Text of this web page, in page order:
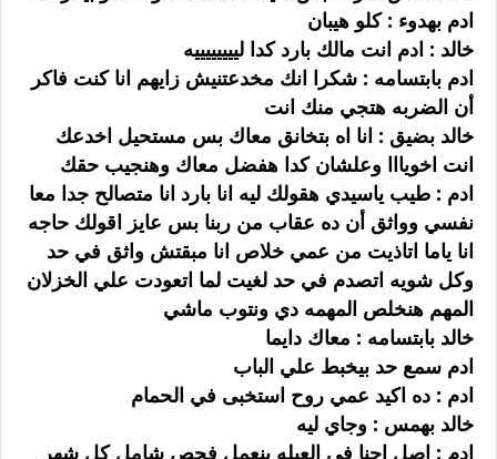
ادم بهدوء : كلو هيبان
خالد : ادم انت مالك بارد كدا لييييييييه
ادم بابتسامه : شكرا انك مخدعتنيش زايهم انا كنت فاكر
أن الضربه هتجي منك انت
خالد بضيق : انا اه بتخانق معاك بس مستحيل اخدعك
انت اخويااا وعلشان كدا هفضل معاك وهنجيب حقك
ادم : طيب ياسيدي هقولك ليه انا بارد انا متصالح جدا معا
نفسي وواثق أن ده عقاب من ربنا بس عايز اقولك حاجه
انا ياما اتاذيت من عمي خلاص انا مبقتش واثق في حد
وكل شويه اتصدم في حد لغيت لما اتعودت علي الخزلان
المهم هنخلص المهمه دي ونتوب ماشي
خالد بابتسامه : معاك دايما
ادم سمع حد بيخبط علي الباب
ادم : ده اكيد عمي روح استخبى في الحمام
خالد بهمس : وجاي ليه
ادم : اصل احنا في العيله بنعمل فحص شامل كل شهر